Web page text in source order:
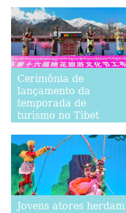
Cerimônia de
lançamento da
temporada de
turismo no Tibet
Jovens atores herdam